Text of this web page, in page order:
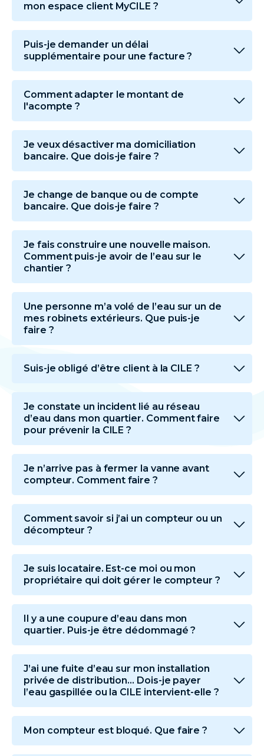
mon espace client MyCILE ?
Puis-je demander un délai
supplémentaire pour une facture ?
Comment adapter le montant de
l'acompte ?
Je veux désactiver ma domiciliation
bancaire. Que dois-je faire ?
Je change de banque ou de compte
bancaire. Que dois-je faire ?
Je fais construire une nouvelle maison.
Comment puis-je avoir de l’eau sur le
chantier ?
Une personne m’a volé de l’eau sur un de
mes robinets extérieurs. Que puis-je
faire ?
Suis-je obligé d’être client à la CILE ?
Je constate un incident lié au réseau
d’eau dans mon quartier. Comment faire
pour prévenir la CILE ?
Je n’arrive pas à fermer la vanne avant
compteur. Comment faire ?
Comment savoir si j’ai un compteur ou un
décompteur ?
Je suis locataire. Est-ce moi ou mon
propriétaire qui doit gérer le compteur ?
Il y a une coupure d’eau dans mon
quartier. Puis-je être dédommagé ?
J’ai une fuite d’eau sur mon installation
privée de distribution… Dois-je payer
l’eau gaspillée ou la CILE intervient-elle ?
Mon compteur est bloqué. Que faire ?